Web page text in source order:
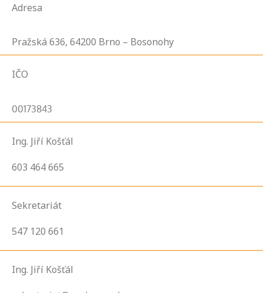
Adresa
Pražská 636, 64200 Brno – Bosonohy
IČO
00173843
Ing. Jiří Košťál
603 464 665
Sekretariát
547 120 661
Ing. Jiří Košťál